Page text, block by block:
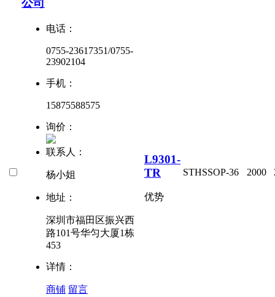
公司
电话：
0755-23617351/0755-
23902104
手机：
15875588575
询价：
联系人：
杨小姐
地址：
深圳市福田区振兴西
路101号华匀大厦1栋
453
详情：
商铺 留言
L9301-
TR
优势
STHSSOP-36 2000